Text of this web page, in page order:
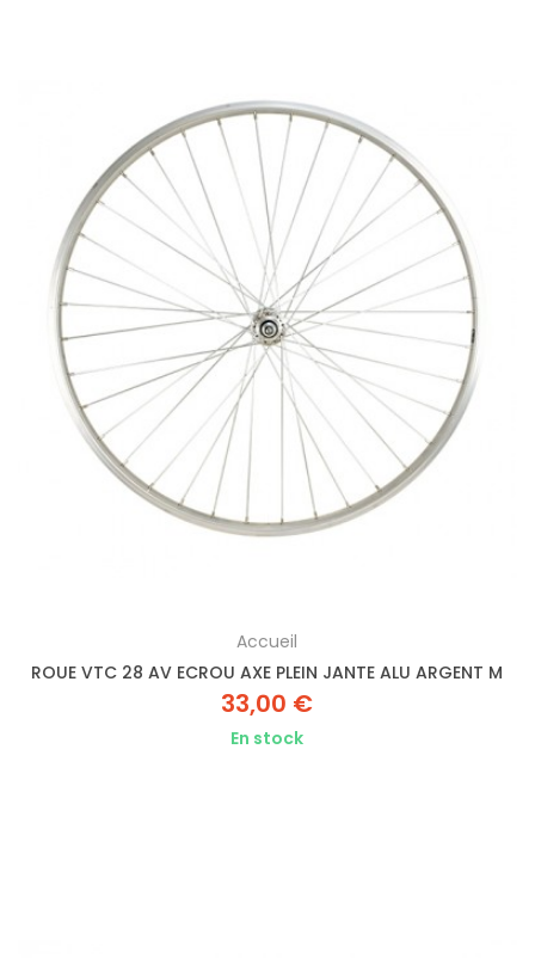
Accueil
ROUE VTC 28 AV ECROU AXE PLEIN JANTE ALU ARGENT M
33,00 €
En stock